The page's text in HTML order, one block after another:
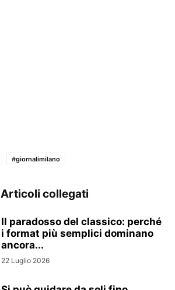
#giornalimilano
Articoli collegati
Il paradosso del classico: perché
i format più semplici dominano
ancora...
22 Luglio 2026